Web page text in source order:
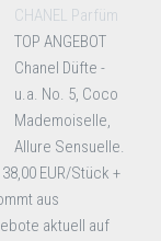
CHANEL Parfüm
TOP ANGEBOT
Chanel Düfte -
u.a. No. 5, Coco
Mademoiselle,
Allure Sensuelle.
EUR/Stück +
aus
aktuell auf